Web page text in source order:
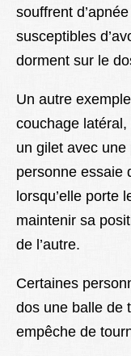
souffrent
susceptibles
dorment sur le
Un autre
couchage
un gilet avec une
personne essaie
lorsqu’elle porte
maintenir sa
de l’autre.
Certaines
dos une balle de
empêche de